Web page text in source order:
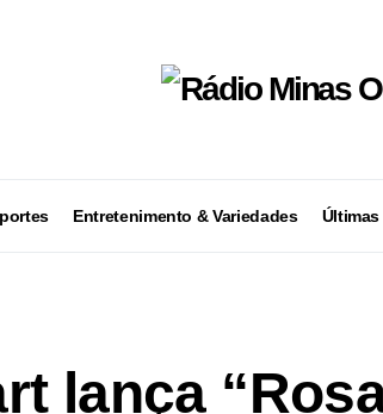
Entretenimento & Variedades
lança